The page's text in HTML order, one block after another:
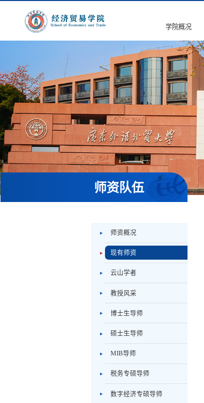
学院概况
师资队伍
师资概况
现有师资
云山学者
教授风采
博士生导师
硕士生导师
MIB导师
税务专硕导师
数字经济专硕导师